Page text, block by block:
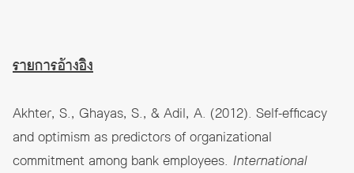
รายการอ้างอิง
Akhter, S., Ghayas, S., & Adil, A. (2012). Self-efficacy
and optimism as predictors of organizational
commitment among bank employees. International